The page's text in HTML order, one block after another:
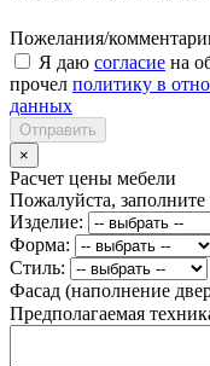
Пожелания/
Я даю согласие на
прочел политику в
данных
Отправить
×
Расчет цены мебели
Пожалуйста, заполните
Изделие:
Форма:
Стиль:
Фасад (наполнение
Предполагаемая